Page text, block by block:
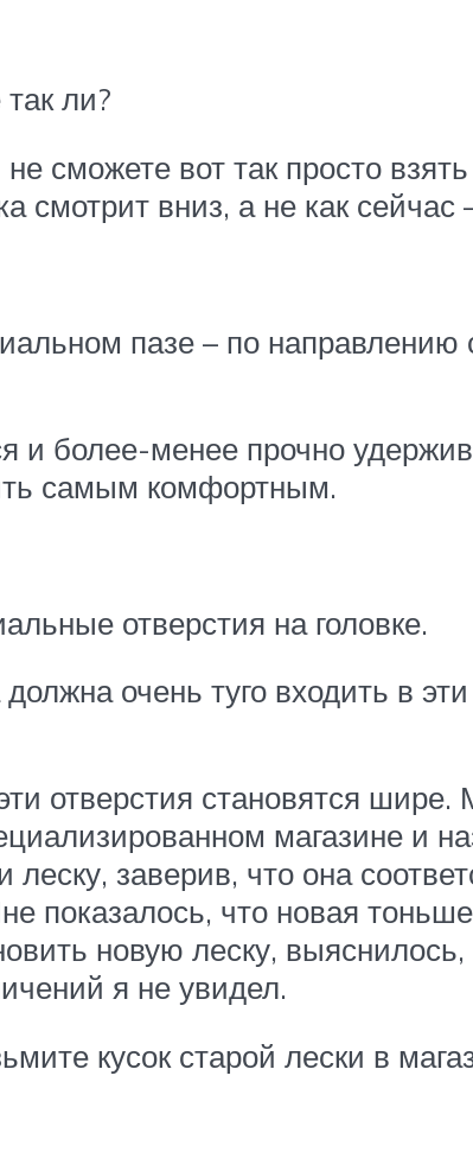
ли?
сможете вот так просто взять
смотрит вниз, а не как
пазе – по направлению
и более-менее прочно
самым комфортным.
отверстия на головке.
очень туго входить в
отверстия становятся
магазине и
заверив, что она
показалось, что новая
новую леску,
я не увидел.
кусок старой лески в